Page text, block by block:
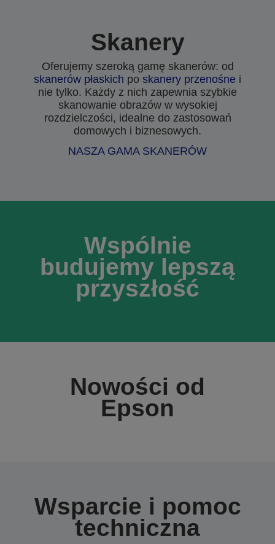
Skanery
Oferujemy szeroką gamę skanerów: od
skanerów płaskich po skanery przenośne i
nie tylko. Każdy z nich zapewnia szybkie
skanowanie obrazów w wysokiej
rozdzielczości, idealne do zastosowań
domowych i biznesowych.
NASZA GAMA SKANERÓW
Wspólnie
budujemy lepszą
przyszłość
Nowości od
Epson
Wsparcie i pomoc
techniczna